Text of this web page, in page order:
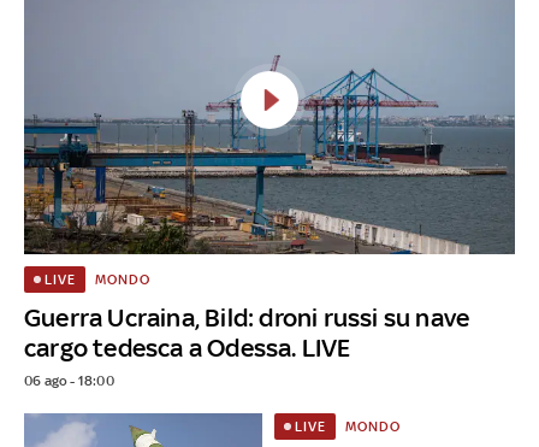
Guerra Ucraina, Bild: droni russi su nave
cargo tedesca a Odessa. LIVE
LIVE MONDO
06 ago - 18:00
LIVE MONDO